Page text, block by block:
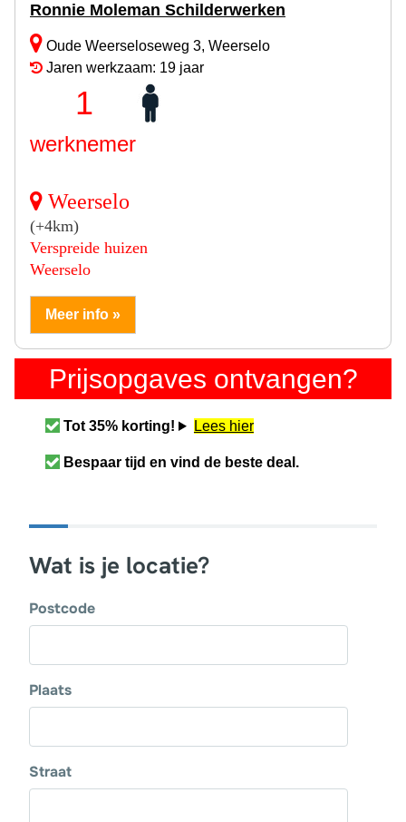
Ronnie Moleman Schilderwerken
Oude Weerseloseweg 3, Weerselo
Jaren werkzaam: 19 jaar
1
werknemer
Weerselo
(+4km)
Verspreide huizen
Weerselo
Meer info »
Prijsopgaves ontvangen?
Tot 35% korting! Lees hier
Bespaar tijd en vind de beste deal.